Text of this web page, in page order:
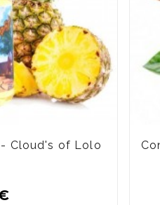
Cloud's of Lolo